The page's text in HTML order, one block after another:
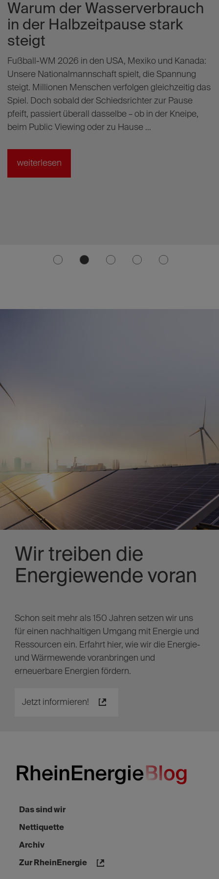
Warum der Wasserverbrauch
in der Halbzeitpause stark
steigt
Fußball-WM 2026 in den USA, Mexiko und Kanada:
Unsere Nationalmannschaft spielt, die Spannung
steigt. Millionen Menschen verfolgen gleichzeitig das
Spiel. Doch sobald der Schiedsrichter zur Pause
pfeift, passiert überall dasselbe – ob in der Kneipe,
beim Public Viewing oder zu Hause ...
weiterlesen
Wir treiben die
Energiewende voran
Schon seit mehr als 150 Jahren setzen wir uns
für einen nachhaltigen Umgang mit Energie und
Ressourcen ein. Erfahrt hier, wie wir die Energie-
und Wärmewende voranbringen und
erneuerbare Energien fördern.
Jetzt informieren!
Das sind wir
Nettiquette
Archiv
Zur RheinEnergie